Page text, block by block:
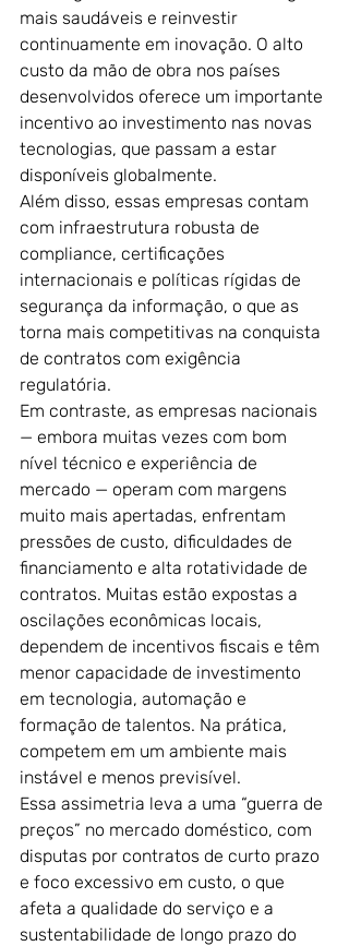
mais saudáveis e reinvestir
continuamente em inovação. O alto
custo da mão de obra nos países
desenvolvidos oferece um importante
incentivo ao investimento nas novas
tecnologias, que passam a estar
disponíveis globalmente.
Além disso, essas empresas contam
com infraestrutura robusta de
compliance, certificações
internacionais e políticas rígidas de
segurança da informação, o que as
torna mais competitivas na conquista
de contratos com exigência
regulatória.
Em contraste, as empresas nacionais
— embora muitas vezes com bom
nível técnico e experiência de
mercado — operam com margens
muito mais apertadas, enfrentam
pressões de custo, dificuldades de
financiamento e alta rotatividade de
contratos. Muitas estão expostas a
oscilações econômicas locais,
dependem de incentivos fiscais e têm
menor capacidade de investimento
em tecnologia, automação e
formação de talentos. Na prática,
competem em um ambiente mais
instável e menos previsível.
Essa assimetria leva a uma “guerra de
preços” no mercado doméstico, com
disputas por contratos de curto prazo
e foco excessivo em custo, o que
afeta a qualidade do serviço e a
sustentabilidade de longo prazo do